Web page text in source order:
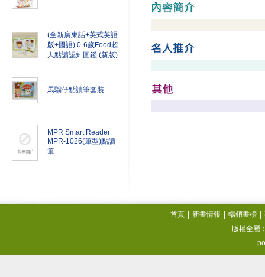
(全新廣東話+英式英語
版+國語) 0-6歲Food超
人點讀認知圖鑑 (新版)
馬騮仔點讀筆套裝
MPR Smart Reader
MPR-1026(筆型)點讀
筆
首頁 新書情報 暢銷書榜
版權全屬